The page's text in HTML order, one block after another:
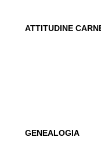
ATTITUDINE
GENEALOGIA